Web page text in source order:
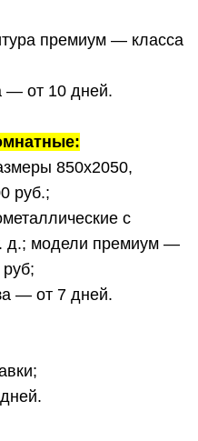
премиум — класса
— от 10 дней.
850х2050,
руб.;
с
д.; модели премиум —
— от 7 дней.